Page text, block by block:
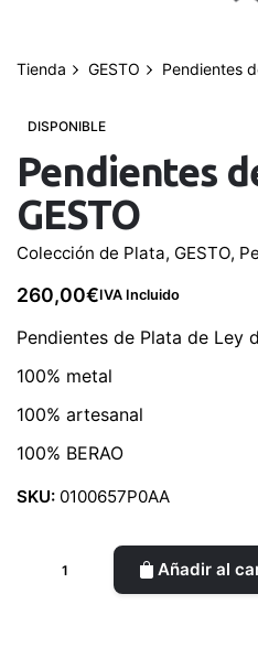
contenido
Tienda GESTO Pendientes
DISPONIBLE
Pendientes
GESTO
Colección de Plata, GESTO,
260,00€IVA Incluido
Pendientes de Plata de Ley
100% metal
100% artesanal
100% BERAO
SKU: 0100657P0AA
Añadir al